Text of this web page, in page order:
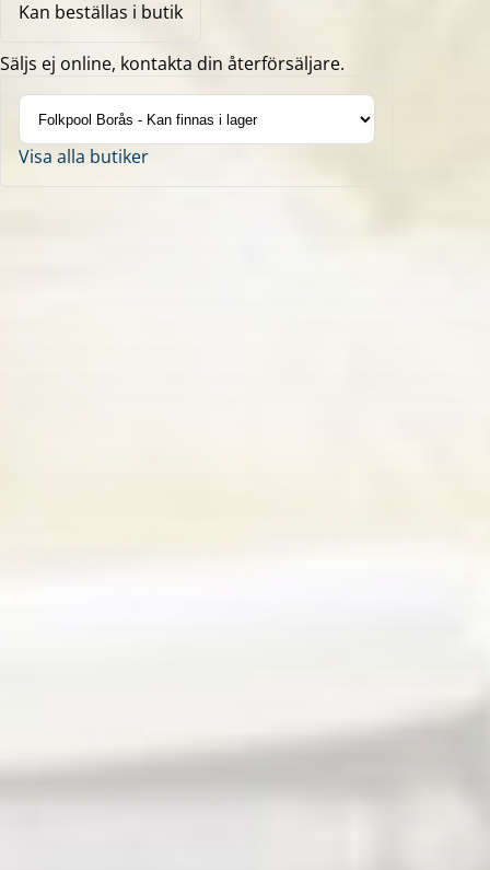
Kan beställas i butik
Säljs ej online, kontakta din återförsäljare.
Visa alla butiker